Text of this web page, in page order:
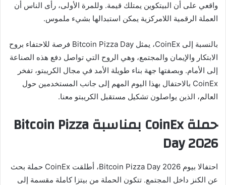
واقعي على أن البيتكوين يمتلك قيمة. وللمرة الأولى، رأى الناس أن
العملة الرقمية اللامركزية يمكن استبدالها بشيء ملموس.
بالنسبة إلى CoinEx، يمثل Bitcoin Pizza Day فرصة للاحتفاء بروح
الابتكار والإيمان والمجتمع، وهي الروح التي تواصل دفع هذه الصناعة
إلى الأمام. وبصفتها جهة بناء طويلة الأمد في مجال الكريبتو، تفخر
CoinEx بالاحتفال بهذا اليوم المهم إلى جانب المستخدمين حول
العالم، الذين يواصلون تشكيل مستقبل الكريبتو معنا.
حملة CoinEx بمناسبة Bitcoin Pizza
Day 2026
احتفالا بيوم Bitcoin Pizza Day 2026، أطلقت CoinEx حملة بحث
عن الكنز داخل المجتمع. تتكون الحملة من بيتزا كاملة مقسمة إلى